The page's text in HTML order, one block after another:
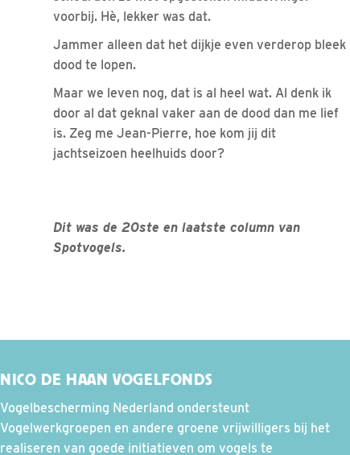
voorbij. Hè, lekker was dat.
Jammer alleen dat het dijkje even verderop bleek
dood te lopen.
Maar we leven nog, dat is al heel wat. Al denk ik
door al dat geknal vaker aan de dood dan me lief
is. Zeg me Jean-Pierre, hoe kom jij dit
jachtseizoen heelhuids door?
Dit was de 20ste en laatste column van
Spotvogels.
NICO DE HAAN VOGELFONDS
Vogelbescherming Nederland ondersteunt
Vogelwerkgroepen en andere groene vrijwilligers bij het
realiseren van goede initiatieven om vogels te